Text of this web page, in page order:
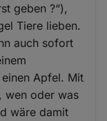
geben ?“),
Tiere lieben.
auch sofort
Apfel. Mit
wen oder was
wäre damit